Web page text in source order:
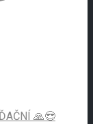
🙏😎